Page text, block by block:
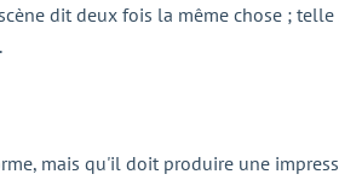
dit deux fois la même chose ;
mais qu'il doit produire une